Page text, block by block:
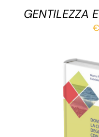
GENTILEZZA
€